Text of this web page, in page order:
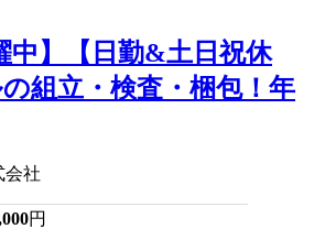
中】【日勤&土日祝休
組立・検査・梱包！年
会社
円